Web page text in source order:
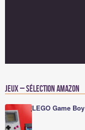
Jeux – Sélection Amazon
LEGO Game Boy